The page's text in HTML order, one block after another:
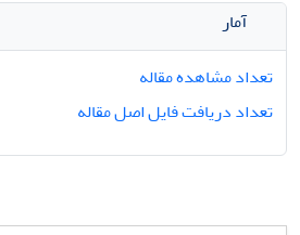
آمار
تعداد مشاهده مقاله
تعداد دریافت فایل اصل مقاله